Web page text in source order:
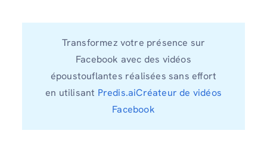
Transformez votre présence sur
Facebook avec des vidéos
époustouflantes réalisées sans effort
en utilisant Predis.aiCréateur de vidéos
Facebook